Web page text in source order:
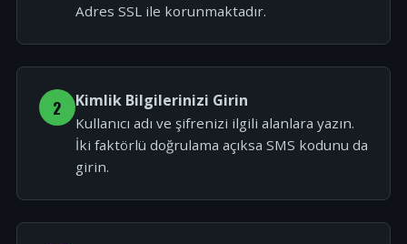
Adres SSL ile korunmaktadır.
2 Kimlik Bilgilerinizi Girin
Kullanıcı adı ve şifrenizi ilgili alanlara yazın.
İki faktörlü doğrulama açıksa SMS kodunu da
girin.